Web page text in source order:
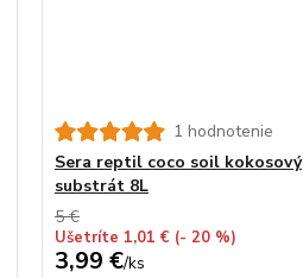
1 hodnotenie
Sera reptil coco soil kokosový
substrát 8L
5 €
Ušetríte 1,01 € (- 20 %)
3,99 €/ks